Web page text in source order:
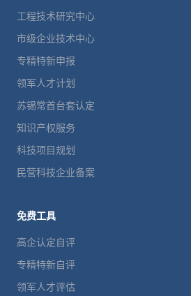
工程技术研究中心
市级企业技术中心
专精特新申报
领军人才计划
苏锡常首台套认定
知识产权服务
科技项目规划
民营科技企业备案
免费工具
高企认定自评
专精特新自评
领军人才评估